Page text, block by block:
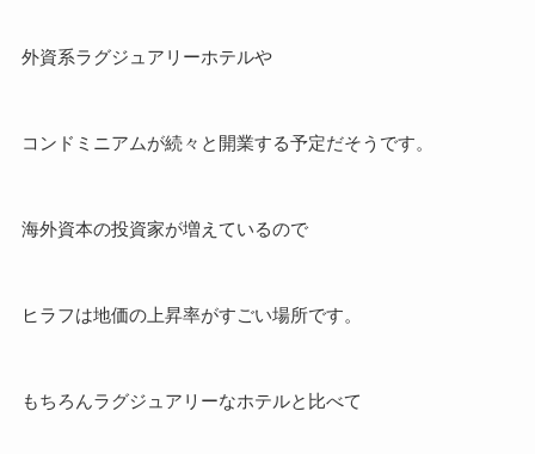
外資系ラグジュアリーホテルや
コンドミニアムが続々と開業する予定だそうです。
海外資本の投資家が増えているので
ヒラフは地価の上昇率がすごい場所です。
もちろんラグジュアリーなホテルと比べて